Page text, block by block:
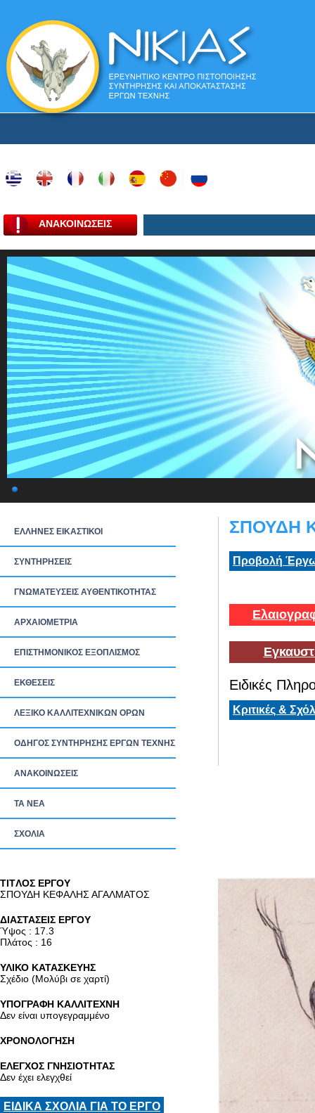
ΑΝΑΚΟΙΝΩΣΕΙΣ
ΕΛΛΗΝΕΣ ΕΙΚΑΣΤΙΚΟΙ
ΣΥΝΤΗΡΗΣΕΙΣ
ΓΝΩΜΑΤΕΥΣΕΙΣ ΑΥΘΕΝΤΙΚΟΤΗΤΑΣ
ΑΡΧΑΙΟΜΕΤΡΙΑ
ΕΠΙΣΤΗΜΟΝΙΚΟΣ ΕΞΟΠΛΙΣΜΟΣ
ΕΚΘΕΣΕΙΣ
ΛΕΞΙΚΟ ΚΑΛΛΙΤΕΧΝΙΚΩΝ ΟΡΩΝ
ΟΔΗΓΟΣ ΣΥΝΤΗΡΗΣΗΣ ΕΡΓΩΝ ΤΕΧΝΗΣ
ΑΝΑΚΟΙΝΩΣΕΙΣ
ΤΑ ΝEΑ
ΣΧΟΛΙΑ
ΣΠΟΥΔΗ
Προβολή
Ειδικές
Κριτικές &
TITΛΟΣ ΕΡΓΟΥ
ΣΠΟΥΔΗ ΚΕΦΑΛΗΣ ΑΓΑΛΜΑΤΟΣ
ΔΙΑΣΤΑΣΕΙΣ ΕΡΓΟΥ
Ύψος : 17.3
Πλάτος : 16
ΥΛΙΚΟ ΚΑΤΑΣΚΕΥΗΣ
Σχέδιο (Μολύβι σε χαρτί)
ΥΠΟΓΡΑΦΗ ΚΑΛΛΙΤΕΧΝΗ
Δεν είναι υπογεγραμμένο
ΧΡΟΝΟΛΟΓΗΣΗ
ΕΛΕΓΧΟΣ ΓΝΗΣΙΟΤΗΤΑΣ
Δεν έχει ελεγχθεί
ΕΙΔΙΚΑ ΣΧΟΛΙΑ ΓΙΑ ΤΟ ΕΡΓΟ